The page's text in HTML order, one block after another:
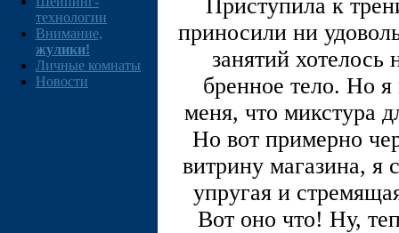
технологии
Внимание,
жулики!
Личные комнаты
Новости
Приступила к
приносили ни
занятий хотелось
бренное тело. Но
меня, что микстура
Но вот примерно
витрину магазина, я
упругая и
Вот оно что! Ну,